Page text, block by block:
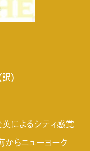
訳)
によるシティ感覚
らニューヨーク